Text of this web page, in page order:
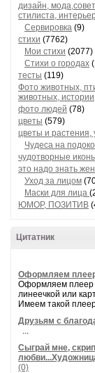
дизайн,
стилиста,
Сервировка (9)
стихи (7762)
Мои стихи (2077)
Стихи о городах
тесты (119)
Фото животных,
животных, истории
фото людей (78)
цветы (579)
цветы и растения,
Чудеса на
чудотворные
это надо знать
Уход за лицом
Маски для лица
ЮМОР, ПОЗИТИВ
Цитатник
Оформляем плеер
Оформляем плеер
линеечкой или
Имеем такой
Друзьям с
...
Сыграй мне,
(0)